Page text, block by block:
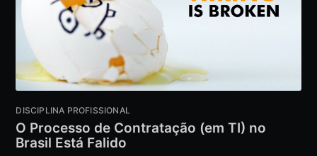
DISCIPLINA PROFISSIONAL
O Processo de Contratação (em TI) no
Brasil Está Falido